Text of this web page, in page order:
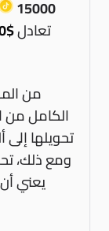
15000
تعادل$196.50
من
الكامل من
تحويلها
يعني